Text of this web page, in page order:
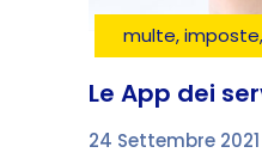
multe,
Le App dei
24 Settembre 2021